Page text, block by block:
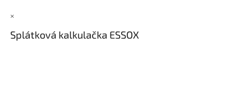
×
Splátková kalkulačka ESSOX